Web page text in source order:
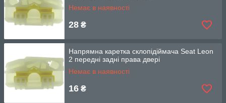
Немає в наявності
28 ₴
Напрямна каретка склопідіймача Seat Leon
2 передні задні права двері
Немає в наявності
16 ₴